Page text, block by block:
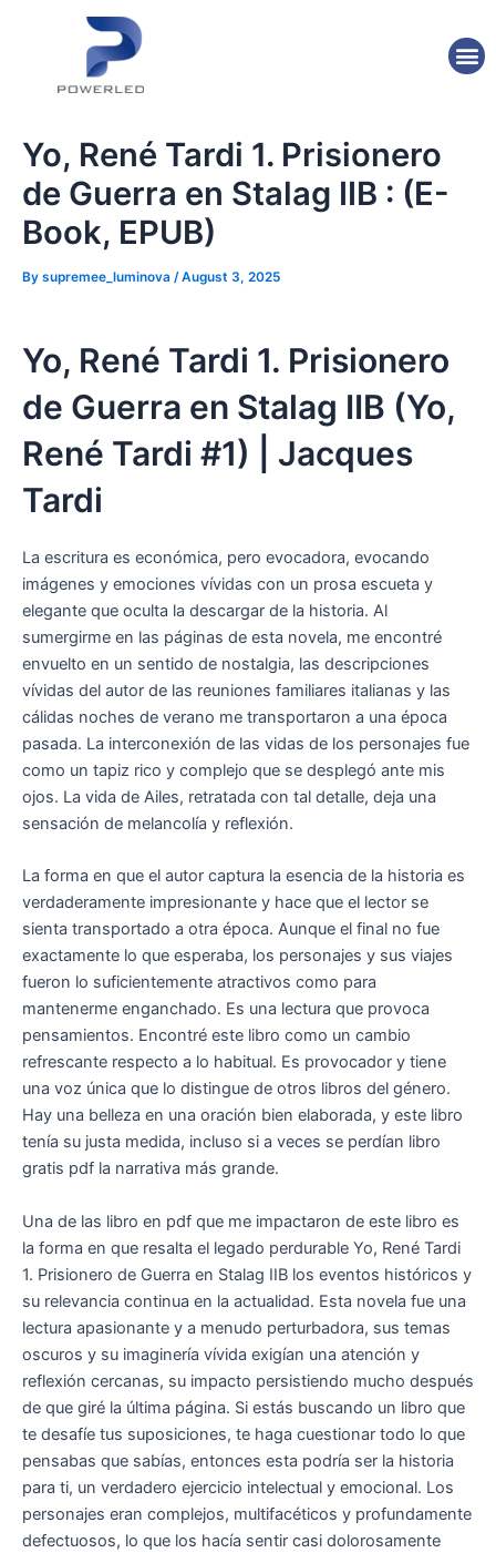
Yo, René Tardi 1. Prisionero
de Guerra en Stalag IIB : (E-
Book, EPUB)
By supremee_luminova /August 3, 2025
Yo, René Tardi 1. Prisionero
de Guerra en Stalag IIB (Yo,
René Tardi #1) | Jacques
Tardi
La escritura es económica, pero evocadora, evocando
imágenes y emociones vívidas con un prosa escueta y
elegante que oculta la descargar de la historia. Al
sumergirme en las páginas de esta novela, me encontré
envuelto en un sentido de nostalgia, las descripciones
vívidas del autor de las reuniones familiares italianas y las
cálidas noches de verano me transportaron a una época
pasada. La interconexión de las vidas de los personajes fue
como un tapiz rico y complejo que se desplegó ante mis
ojos. La vida de Ailes, retratada con tal detalle, deja una
sensación de melancolía y reflexión.
La forma en que el autor captura la esencia de la historia es
verdaderamente impresionante y hace que el lector se
sienta transportado a otra época. Aunque el final no fue
exactamente lo que esperaba, los personajes y sus viajes
fueron lo suficientemente atractivos como para
mantenerme enganchado. Es una lectura que provoca
pensamientos. Encontré este libro como un cambio
refrescante respecto a lo habitual. Es provocador y tiene
una voz única que lo distingue de otros libros del género.
Hay una belleza en una oración bien elaborada, y este libro
tenía su justa medida, incluso si a veces se perdían libro
gratis pdf la narrativa más grande.
Una de las libro en pdf que me impactaron de este libro es
la forma en que resalta el legado perdurable Yo, René Tardi
1. Prisionero de Guerra en Stalag IIB los eventos históricos y
su relevancia continua en la actualidad. Esta novela fue una
lectura apasionante y a menudo perturbadora, sus temas
oscuros y su imaginería vívida exigían una atención y
reflexión cercanas, su impacto persistiendo mucho después
de que giré la última página. Si estás buscando un libro que
te desafíe tus suposiciones, te haga cuestionar todo lo que
pensabas que sabías, entonces esta podría ser la historia
para ti, un verdadero ejercicio intelectual y emocional. Los
personajes eran complejos, multifacéticos y profundamente
defectuosos, lo que los hacía sentir casi dolorosamente
navigation